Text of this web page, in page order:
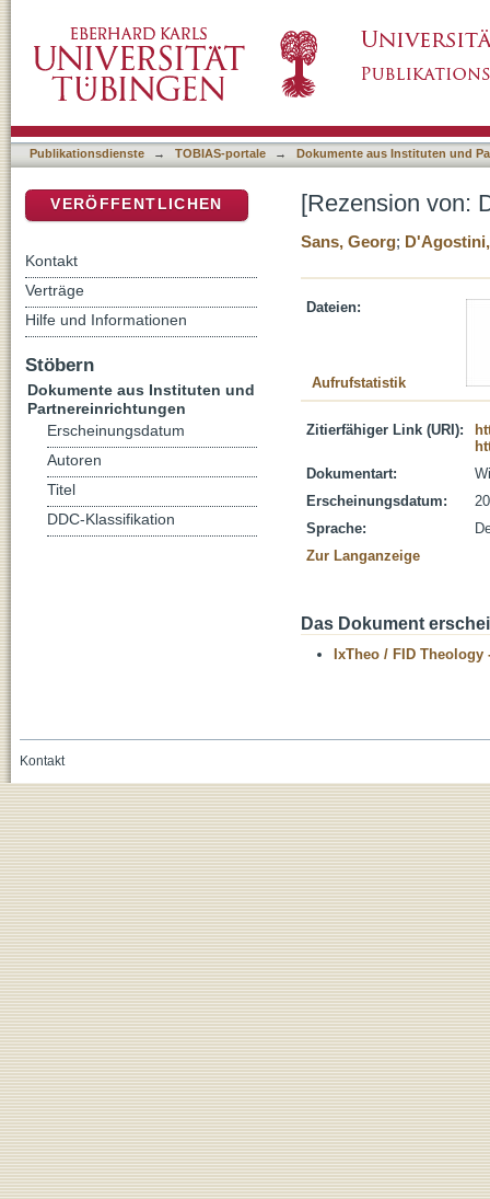
Publikationsdienste → TOBIAS-portale → Dokumente aus Instituten und
[Rezension von:
Sans, Georg;
Dateien:
Aufrufstatistik
Zitierfähiger Link (URI):
Dokumentart:
Erscheinungsdatum:
Sprache:
Zur Langanzeige
Das Dokument
IxTheo / FID Theology
VERÖFFENTLICHEN
Kontakt
Verträge
Hilfe und Informationen
Stöbern
Dokumente aus Instituten und
Partnereinrichtungen
Erscheinungsdatum
Autoren
Titel
DDC-Klassifikation
Kontakt